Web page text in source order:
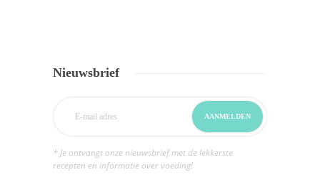
Nieuwsbrief
* Je ontvangt onze nieuwsbrief met de lekkerste
recepten en informatie over voeding!